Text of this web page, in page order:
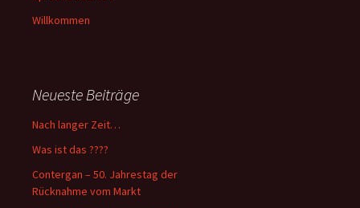
Willkommen
Neueste Beiträge
Nach langer Zeit…
Was ist das ????
Contergan – 50. Jahrestag der
Rücknahme vom Markt